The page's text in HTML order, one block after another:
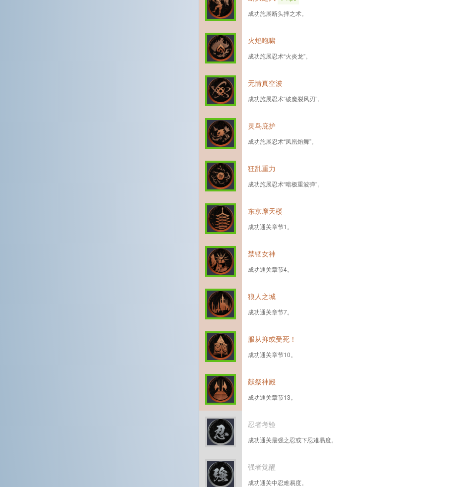
成功施展断头摔之术。
火焰咆啸
成功施展忍术“火炎龙”。
无情真空波
成功施展忍术“破魔裂风刃”。
灵鸟庇护
成功施展忍术“凤凰焰舞”。
狂乱重力
成功施展忍术“暗极重波弹”。
东京摩天楼
成功通关章节1。
禁锢女神
成功通关章节4。
狼人之城
成功通关章节7。
服从抑或受死！
成功通关章节10。
献祭神殿
成功通关章节13。
忍者考验
成功通关最强之忍或下忍难易度。
强者觉醒
成功通关中忍难易度。